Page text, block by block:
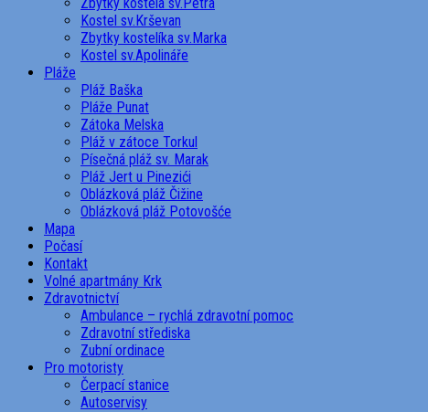
Kostel sv.Krševan
Zbytky kostelíka sv.Marka
Kostel sv.Apolináře
Pláže
Pláž Baška
Pláže Punat
Zátoka Melska
Pláž v zátoce Torkul
Písečná pláž sv. Marak
Pláž Jert u Pinezići
Oblázková pláž Čižine
Oblázková pláž Potovošće
Mapa
Počasí
Kontakt
Volné apartmány Krk
Zdravotnictví
Ambulance – rychlá zdravotní pomoc
Zdravotní střediska
Zubní ordinace
Pro motoristy
Čerpací stanice
Autoservisy